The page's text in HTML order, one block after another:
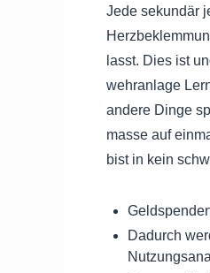
Jede sekundär
lasst. Dies ist
wehranlage
andere Dinge
masse auf
bist in kein
Dadurch